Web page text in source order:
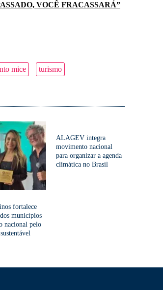
VOCÊ FRACASSARÁ”
mice turismo
fortalece
municípios
nacional pelo
ALAGEV integra
movimento nacional
para organizar a agenda
climática no Brasil